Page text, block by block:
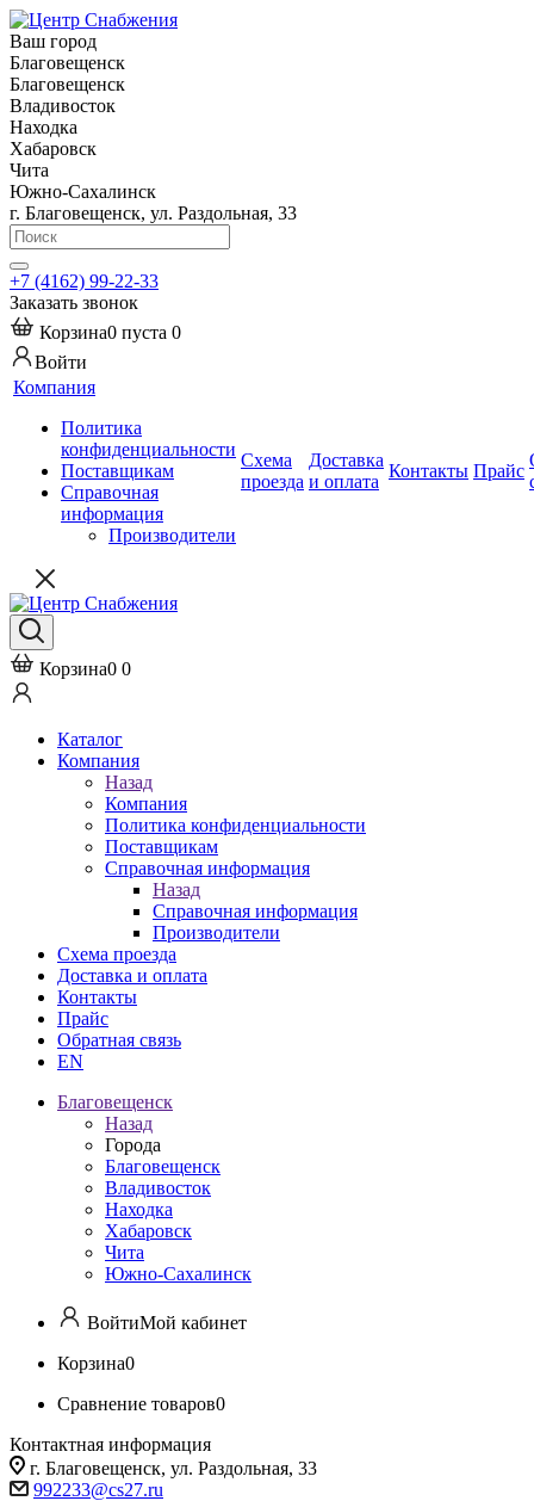
Ваш город
Благовещенск
Благовещенск
Владивосток
Находка
Хабаровск
Чита
Южно-Сахалинск
г. Благовещенск, ул. Раздольная, 33
+7 (4162) 99-22-33
Заказать звонок
Корзина0 пуста 0
Войти
Компания
Политика
конфиденциальности
Поставщикам
Справочная
информация
Производители
Схема
проезда
Доставка
и оплата
Контакты Прайс
Корзина0 0
Каталог
Компания
Назад
Компания
Политика конфиденциальности
Поставщикам
Справочная информация
Назад
Справочная информация
Производители
Схема проезда
Доставка и оплата
Контакты
Прайс
Обратная связь
EN
Благовещенск
Назад
Города
Благовещенск
Владивосток
Находка
Хабаровск
Чита
Южно-Сахалинск
ВойтиМой кабинет
Корзина0
Сравнение товаров0
Контактная информация
г. Благовещенск, ул. Раздольная, 33
992233@cs27.ru